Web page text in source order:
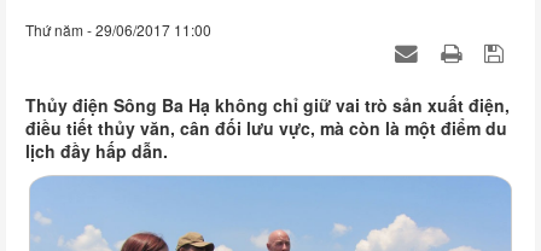
Thứ năm - 29/06/2017 11:00
Thủy điện Sông Ba Hạ không chỉ giữ vai trò sản xuất điện,
điều tiết thủy văn, cân đối lưu vực, mà còn là một điểm du
lịch đầy hấp dẫn.